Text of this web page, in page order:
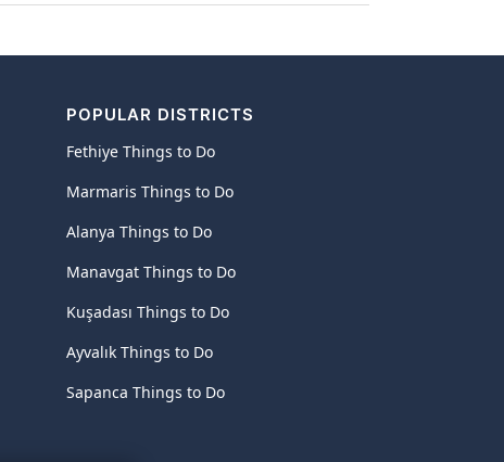
POPULAR DISTRICTS
Fethiye Things to Do
Marmaris Things to Do
Alanya Things to Do
Manavgat Things to Do
Kuşadası Things to Do
Ayvalık Things to Do
Sapanca Things to Do